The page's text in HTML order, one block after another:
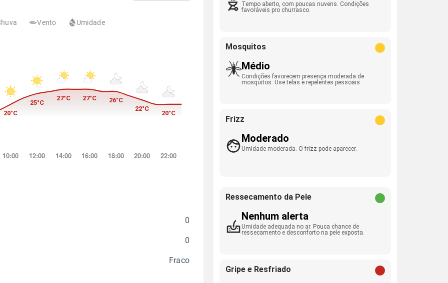
Vento Umidade
0
0
Fraco
Tempo aberto, com poucas nuvens. Condições
favoráveis pro churrasco.
Mosquitos
Médio
Condições favorecem presença moderada de
mosquitos. Use telas e repelentes pessoais.
Frizz
Moderado
Umidade moderada. O frizz pode aparecer.
Ressecamento da Pele
Nenhum alerta
Umidade adequada no ar. Pouca chance de
ressecamento e desconforto na pele exposta.
Gripe e Resfriado